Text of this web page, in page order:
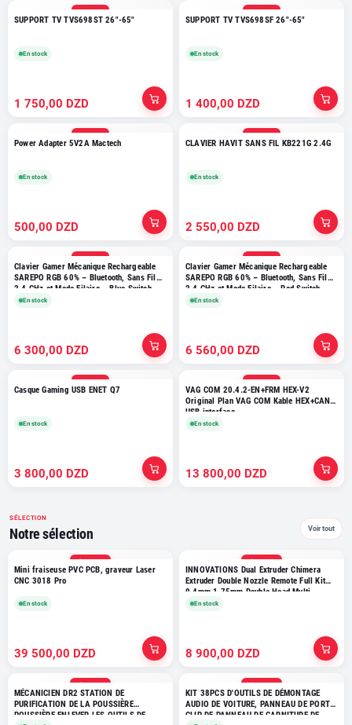
SUPPORT TV TVS698ST 26"-65"
En stock
1 750,00 DZD
SUPPORT TV TVS698SF 26"-65"
En stock
1 400,00 DZD
Power Adapter 5V2A Mactech
En stock
500,00 DZD
CLAVIER HAVIT SANS FIL KB221G 2.4G
En stock
2 550,00 DZD
Clavier Gamer Mécanique Rechargeable
SAREPO RGB 60% – Bluetooth, Sans Fil
2,4 GHz et Mode Filaire – Blue Switch
Black/White
En stock
6 300,00 DZD
Clavier Gamer Mécanique Rechargeable
SAREPO RGB 60% – Bluetooth, Sans Fil
2,4 GHz et Mode Filaire – Red Switch
Black/White
En stock
6 560,00 DZD
Casque Gaming USB ENET Q7
En stock
3 800,00 DZD
VAG COM 20.4.2-EN+FRM HEX-V2
Original Plan VAG COM Kable HEX+CAN
USB interface
En stock
13 800,00 DZD
SÉLECTION
Notre sélection Voir tout
Mini fraiseuse PVC PCB, graveur Laser
CNC 3018 Pro
En stock
39 500,00 DZD
INNOVATIONS Dual Extruder Chimera
Extruder Double Nozzle Remote Full Kit
0.4mm 1.75mm Double Head Multi-
Extrusion for V6 Dual
En stock
8 900,00 DZD
MÉCANICIEN DR2 STATION DE
PURIFICATION DE LA POUSSIÈRE
POUSSIÈRE ENLEVER LES OUTILS DE
KIT 38PCS D'OUTILS DE DÉMONTAGE
AUDIO DE VOITURE, PANNEAU DE PORTE,
CLIP DE PANNEAU DE GARNITURE DE